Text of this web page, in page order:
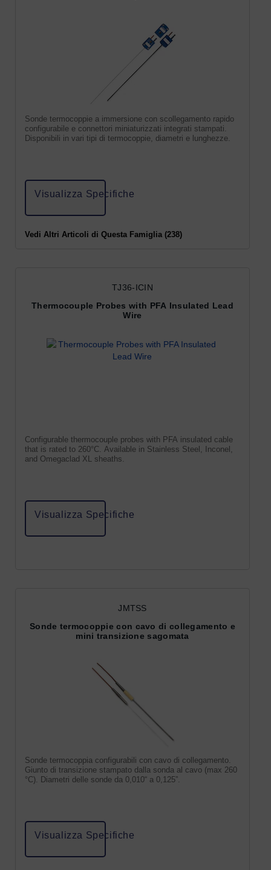
Sonde termocoppie a immersione con scollegamento rapido
configurabile e connettori miniaturizzati integrati stampati.
Disponibili in vari tipi di termocoppie, diametri e lunghezze.
Visualizza Specifiche
Vedi Altri Articoli di Questa Famiglia (238)
TJ36-ICIN
Thermocouple Probes with PFA Insulated Lead
Wire
Configurable thermocouple probes with PFA insulated cable
that is rated to 260°C. Available in Stainless Steel, Inconel,
and Omegaclad XL sheaths.
Visualizza Specifiche
JMTSS
Sonde termocoppie con cavo di collegamento e
mini transizione sagomata
Sonde termocoppia configurabili con cavo di collegamento.
Giunto di transizione stampato dalla sonda al cavo (max 260
°C). Diametri delle sonde da 0,010“ a 0,125”.
Visualizza Specifiche